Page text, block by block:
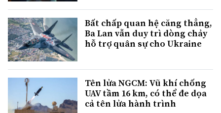
Bất chấp quan hệ căng thẳng,
Ba Lan vẫn duy trì dòng chảy
hỗ trợ quân sự cho Ukraine
Tên lửa NGCM: Vũ khí chống
UAV tầm 16 km, có thể đe dọa
cả tên lửa hành trình